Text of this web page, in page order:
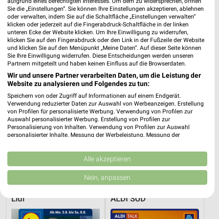
Lidl
1,5 km
Angebote ab 10.08.
PENNY
Angebote ab 03.08.
Noch heute gültig
Lidl ALDI SÜD
Sie die „Einstellungen“. Sie können Ihre Einstellungen akzeptieren, ablehnen
oder verwalten, indem Sie auf die Schaltfläche „Einstellungen verwalten“
klicken oder jederzeit auf die Fingerabdruck-Schaltfläche in der linken
unteren Ecke der Website klicken. Um Ihre Einwilligung zu widerrufen,
klicken Sie auf den Fingerabdruck oder den Link in der Fußzeile der Website
und klicken Sie auf den Menüpunkt „Meine Daten“. Auf dieser Seite können
Sie Ihre Einwilligung widerrufen. Diese Entscheidungen werden unseren
Partnern mitgeteilt und haben keinen Einfluss auf die Browserdaten.
Wir und unsere Partner verarbeiten Daten, um die Leistung der
Website zu analysieren und Folgendes zu tun:
Speichern von oder Zugriff auf Informationen auf einem Endgerät.
Verwendung reduzierter Daten zur Auswahl von Werbeanzeigen. Erstellung
von Profilen für personalisierte Werbung. Verwendung von Profilen zur
Auswahl personalisierter Werbung. Erstellung von Profilen zur
Personalisierung von Inhalten. Verwendung von Profilen zur Auswahl
personalisierter Inhalte. Messung der Werbeleistung. Messung der
Kombinationen von Daten aus verschiedenen Quellen. Entwicklung und
Verbesserung der Angebote. Verwendung reduzierter Daten zur Auswahl
von Inhalten.
Daten können außerhalb der Europäischen Union weitergegeben und in die
USA gesendet werden.
Website/App.
Partnerliste anzeigen (1 IAB-Anbieter)
Alle akzeptieren
Nein, anpassen